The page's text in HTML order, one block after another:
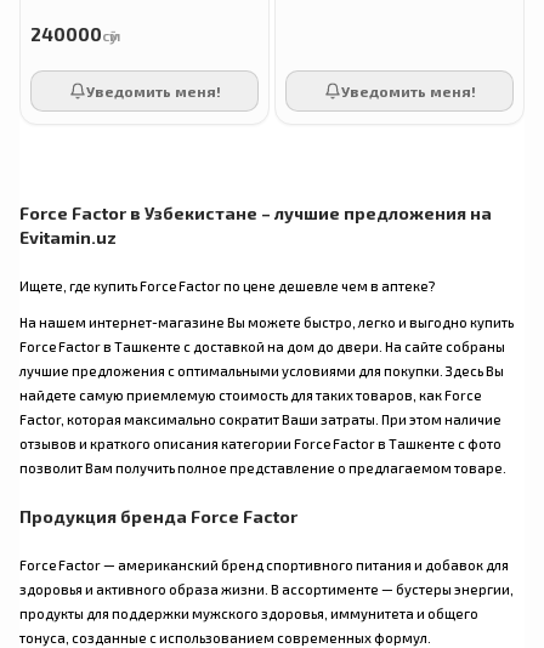
240000сӯм
Уведомить меня! Уведомить меня!
Force Factor в Узбекистане – лучшие предложения на
Evitamin.uz
Ищете, где купить Force Factor по цене дешевле чем в аптеке?
На нашем интернет-магазине Вы можете быстро, легко и выгодно купить
Force Factor в Ташкенте с доставкой на дом до двери. На сайте собраны
лучшие предложения с оптимальными условиями для покупки. Здесь Вы
найдете самую приемлемую стоимость для таких товаров, как Force
Factor, которая максимально сократит Ваши затраты. При этом наличие
отзывов и краткого описания категории Force Factor в Ташкенте с фото
позволит Вам получить полное представление о предлагаемом товаре.
Продукция бренда Force Factor
Force Factor — американский бренд спортивного питания и добавок для
здоровья и активного образа жизни. В ассортименте — бустеры энергии,
продукты для поддержки мужского здоровья, иммунитета и общего
тонуса, созданные с использованием современных формул.